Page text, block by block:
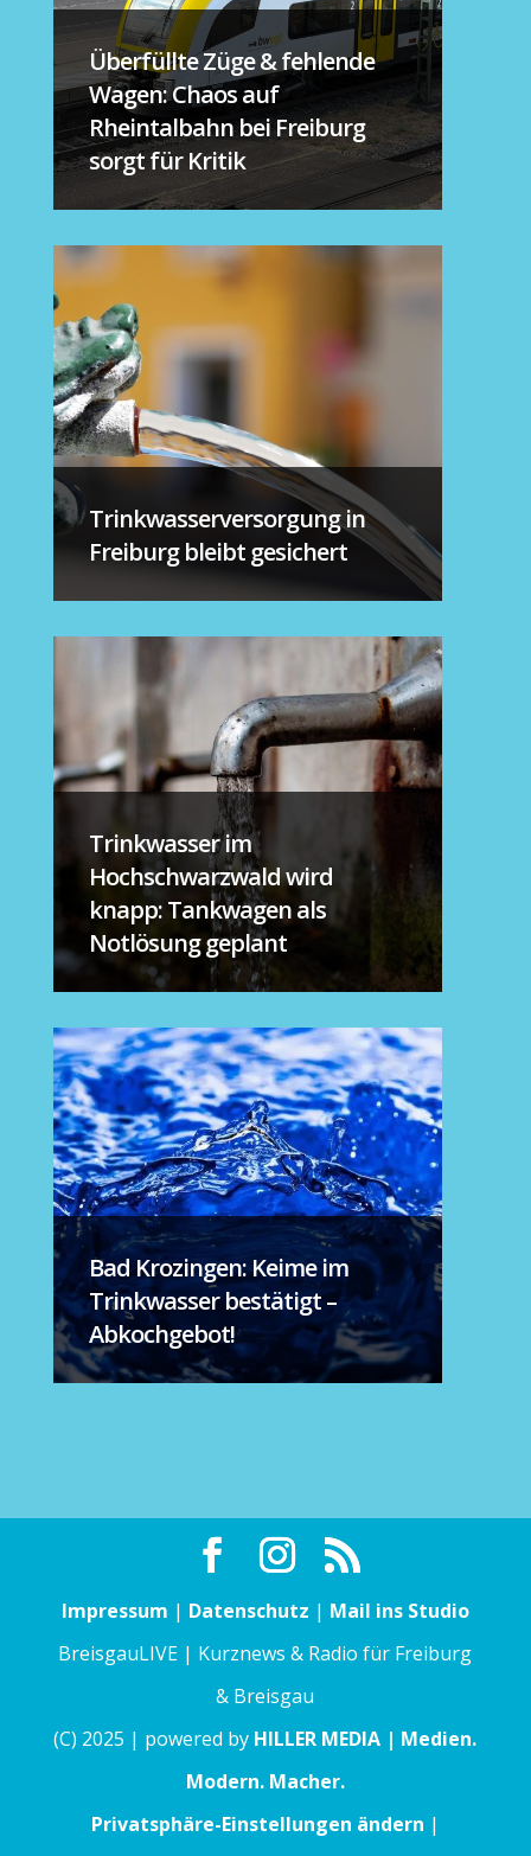
Überfüllte Züge & fehlende
Wagen: Chaos auf
Rheintalbahn bei Freiburg
sorgt für Kritik
Trinkwasserversorgung in
Freiburg bleibt gesichert
Trinkwasser im
Hochschwarzwald wird
knapp: Tankwagen als
Notlösung geplant
Bad Krozingen: Keime im
Trinkwasser bestätigt –
Abkochgebot!
Impressum | Datenschutz | Mail ins Studio
BreisgauLIVE | Kurznews & Radio für Freiburg
& Breisgau
(C) 2025 | powered by HILLER MEDIA | Medien.
Modern. Macher.
Privatsphäre-Einstellungen ändern |